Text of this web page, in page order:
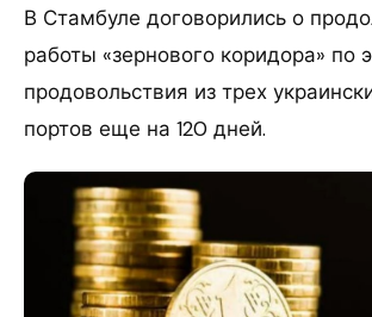
В Стамбуле договорились о
работы «зернового коридора» по
продовольствия из трех
портов еще на 120 дней.